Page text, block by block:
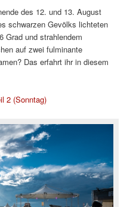
des 12. und 13. August
schwarzen Gevölks lichteten
Grad und strahlendem
auf zwei fulminante
Das erfahrt ihr in diesem
2 (Sonntag)